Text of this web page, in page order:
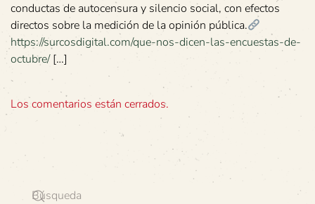
conductas de autocensura y silencio social, con efectos
directos sobre la medición de la opinión pública.
https://surcosdigital.com/que-nos-dicen-las-encuestas-de-
octubre/[…]
Los comentarios están cerrados.